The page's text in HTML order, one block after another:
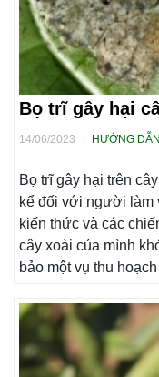
Bọ trĩ gây hại
14/06/2023 HƯỚNG
Bọ trĩ gây hại trên
kể đối với người làm
kiến thức và các
cây xoài của mình
bảo một vụ thu